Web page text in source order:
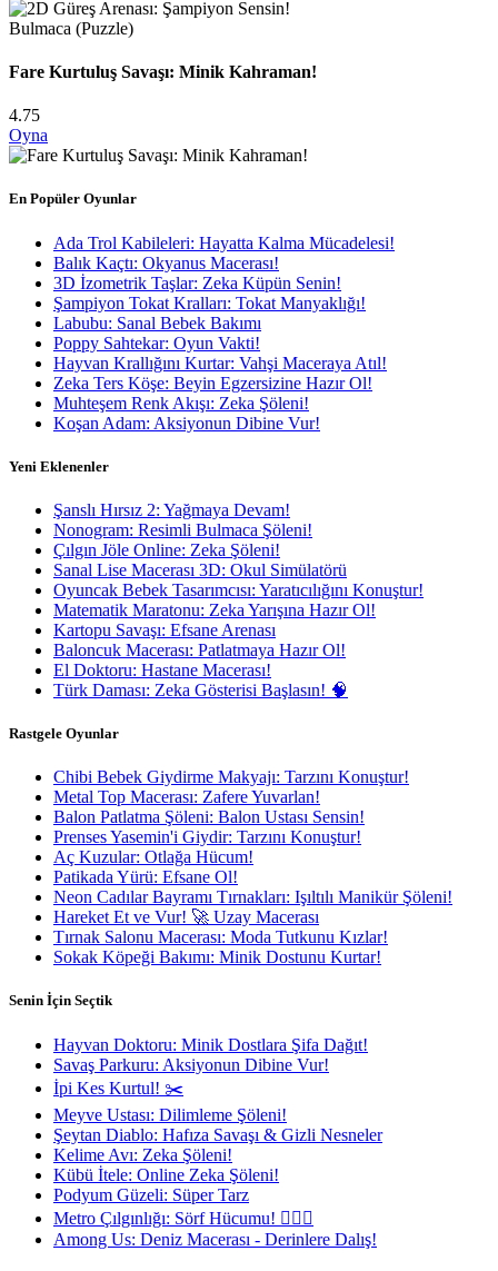
Bulmaca (Puzzle)
Fare Kurtuluş Savaşı: Minik Kahraman!
4.75
Oyna
En Popüler Oyunlar
Ada Trol Kabileleri: Hayatta Kalma Mücadelesi!
Balık Kaçtı: Okyanus Macerası!
3D İzometrik Taşlar: Zeka Küpün Senin!
Şampiyon Tokat Kralları: Tokat Manyaklığı!
Labubu: Sanal Bebek Bakımı
Poppy Sahtekar: Oyun Vakti!
Hayvan Krallığını Kurtar: Vahşi Maceraya Atıl!
Zeka Ters Köşe: Beyin Egzersizine Hazır Ol!
Muhteşem Renk Akışı: Zeka Şöleni!
Koşan Adam: Aksiyonun Dibine Vur!
Yeni Eklenenler
Şanslı Hırsız 2: Yağmaya Devam!
Nonogram: Resimli Bulmaca Şöleni!
Çılgın Jöle Online: Zeka Şöleni!
Sanal Lise Macerası 3D: Okul Simülatörü
Oyuncak Bebek Tasarımcısı: Yaratıcılığını Konuştur!
Matematik Maratonu: Zeka Yarışına Hazır Ol!
Kartopu Savaşı: Efsane Arenası
Baloncuk Macerası: Patlatmaya Hazır Ol!
El Doktoru: Hastane Macerası!
Türk Daması: Zeka Gösterisi Başlasın! 🧠
Rastgele Oyunlar
Chibi Bebek Giydirme Makyajı: Tarzını Konuştur!
Metal Top Macerası: Zafere Yuvarlan!
Balon Patlatma Şöleni: Balon Ustası Sensin!
Prenses Yasemin'i Giydir: Tarzını Konuştur!
Aç Kuzular: Otlağa Hücum!
Patikada Yürü: Efsane Ol!
Neon Cadılar Bayramı Tırnakları: Işıltılı Manikür Şöleni!
Hareket Et ve Vur! 🚀 Uzay Macerası
Tırnak Salonu Macerası: Moda Tutkunu Kızlar!
Sokak Köpeği Bakımı: Minik Dostunu Kurtar!
Senin İçin Seçtik
Hayvan Doktoru: Minik Dostlara Şifa Dağıt!
Savaş Parkuru: Aksiyonun Dibine Vur!
İpi Kes Kurtul! ✂️
Meyve Ustası: Dilimleme Şöleni!
Şeytan Diablo: Hafıza Savaşı & Gizli Nesneler
Kelime Avı: Zeka Şöleni!
Kübü İtele: Online Zeka Şöleni!
Podyum Güzeli: Süper Tarz
Metro Çılgınlığı: Sörf Hücumu! 🏄‍♂️💨
Among Us: Deniz Macerası - Derinlere Dalış!